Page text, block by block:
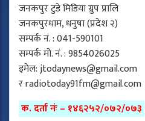
जनकपुर टुडे मिडिया ग्रुप प्रालि
जनकपुरधाम, धनुषा (प्रदेश २)
सम्पर्क नं. : 041-590101
सम्पर्क मो. नं. : 9854026025
इमेल:jtodaynews@gmail.com
रradiotoday91fm@gmail.com
क. दर्ता नंः – १४६२५२/०७२/०७३